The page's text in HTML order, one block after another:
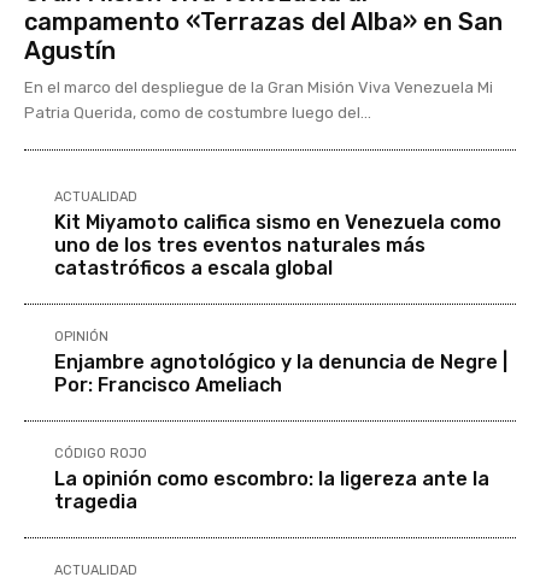
campamento «Terrazas del Alba» en San
Agustín
En el marco del despliegue de la Gran Misión Viva Venezuela Mi
Patria Querida, como de costumbre luego del...
ACTUALIDAD
Kit Miyamoto califica sismo en Venezuela como
uno de los tres eventos naturales más
catastróficos a escala global
OPINIÓN
Enjambre agnotológico y la denuncia de Negre |
Por: Francisco Ameliach
CÓDIGO ROJO
La opinión como escombro: la ligereza ante la
tragedia
ACTUALIDAD